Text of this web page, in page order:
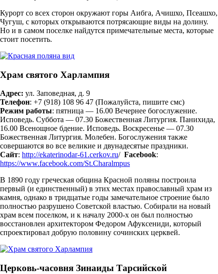
Курорт со всех сторон окружают горы Аибга, Ачишхо, Псеашхо,
Чугуш, с которых открываются потрясающие виды на долину.
Но и в самом поселке найдутся примечательные места, которые
стоит посетить.
Храм святого Харлампия
Адрес: ул. Заповедная, д. 9
Телефон: +7 (918) 108 96 47 (Пожалуйста, пишите смс)
Режим работы: пятница — 16.00 Вечернее богослужение.
Исповедь. Суббота — 07.30 Божественная Литургия. Панихида,
16.00 Всенощное бдение. Исповедь. Воскресенье — 07.30
Божественная Литургия. Молебен. Богослужения также
совершаются во все великие и двунадесятые праздники.
Сайт: http://ekaterinodar-61.cerkov.ru/ Facebook:
https://www.facebook.com/St.Charalmpus
В 1890 году греческая община Красной поляны построила
первый (и единственный) в этих местах православный храм из
камня, однако в тридцатые годы замечательное строение было
полностью разрушено Советской властью. Собирали на новый
храм всем поселком, и к началу 2000-х он был полностью
восстановлен архитектором Федором Афуксениди, который
спроектировал добрую половину сочинских церквей.
Церковь-часовня Зинаиды Тарсийской